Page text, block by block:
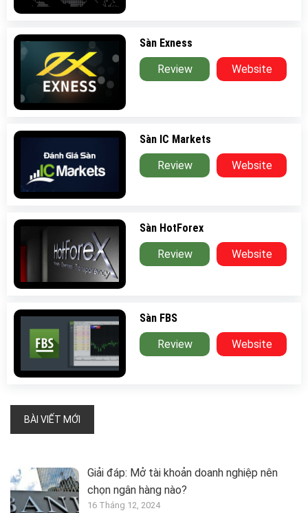
Sàn Exness
Review
Website
Sàn IC Markets
Review
Website
Sàn HotForex
Review
Website
Sàn FBS
Review
Website
BÀI VIẾT MỚI
Giải đáp: Mở tài khoản doanh nghiệp nên
chọn ngân hàng nào?
16 Tháng 12, 2024